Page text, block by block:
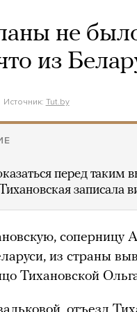
не
из
Источник: Tut.by
перед
записала
соперницу
из страны
Тихановской